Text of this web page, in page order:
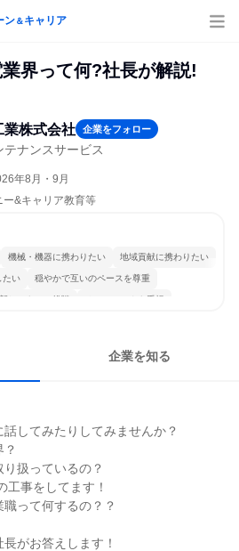
ン＆キャリア
業界って何?社長が解説!
業株式会社 企業をフォロー
ナンスサービス
年8月・9月
&キャリア教育等
機械・機器に携わりたい 地域貢献に携わりたい
たい 穏やかで互いのペースを尊重
しいものに挑戦 チームワークを重視
企業を知る
してみたりしてみませんか？
り扱っているの？
工事をしてます！
職って何するの？？
がお答えします！